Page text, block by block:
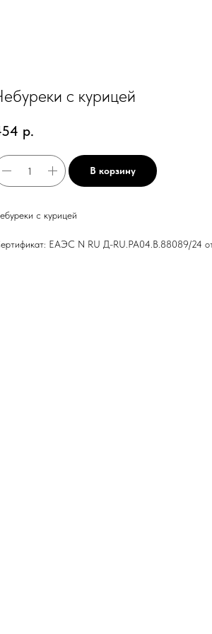
с курицей
р.
В корзину
с курицей
ЕАЭС N RU Д-RU.PA04.B.88089/24